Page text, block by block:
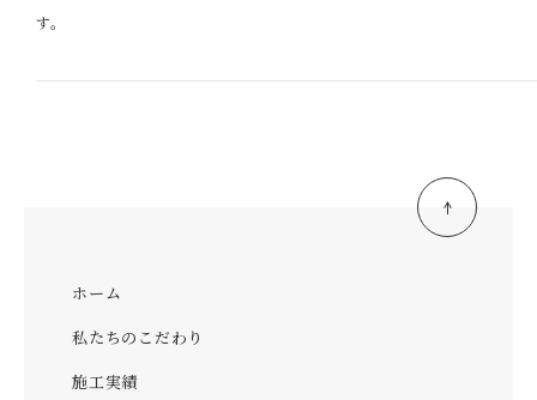
す。
ホーム
私たちのこだわり
施工実績